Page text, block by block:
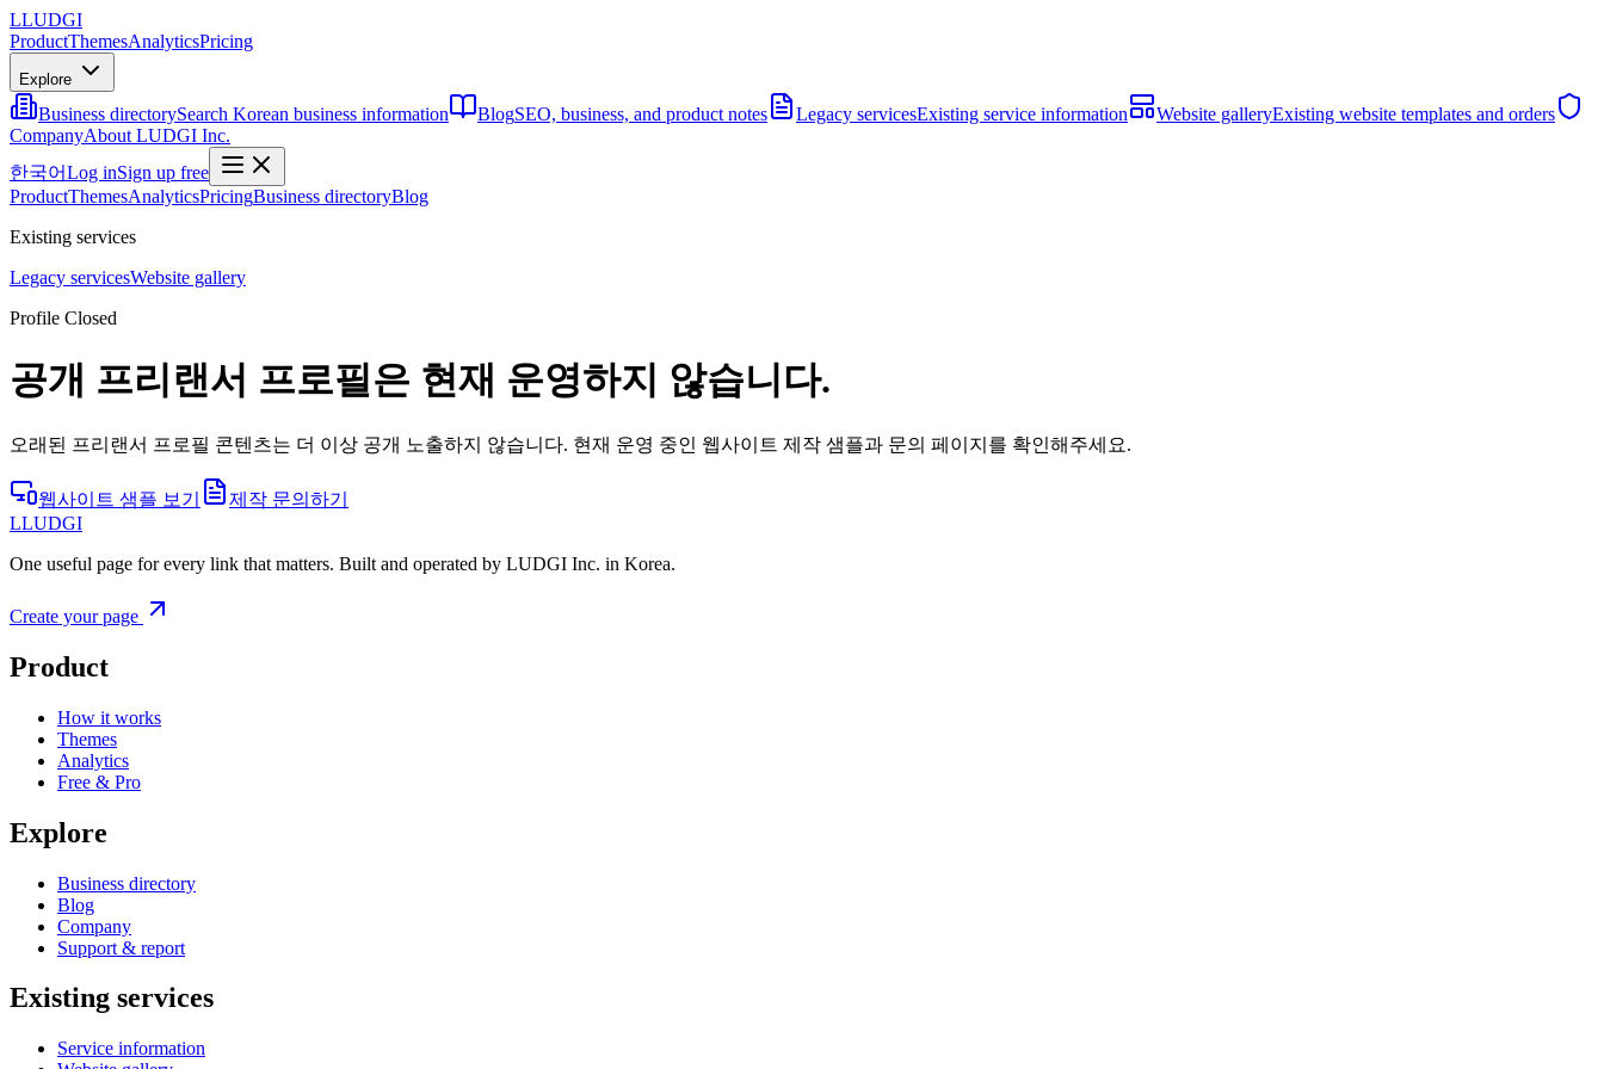
LLUDGI
ProductThemesAnalyticsPricing
Explore
Business directorySearch Korean business information BlogSEO, business, and product notes Legacy servicesExisting service information Website galleryExisting website templates and orders
CompanyAbout LUDGI Inc.
한국어Log inSign up free
ProductThemesAnalyticsPricingBusiness directoryBlog
Existing services
Legacy servicesWebsite gallery
Profile Closed
공개 프리랜서 프로필은 현재 운영하지 않습니다.
오래된 프리랜서 프로필 콘텐츠는 더 이상 공개 노출하지 않습니다. 현재 운영 중인 웹사이트 제작 샘플과 문의 페이지를 확인해주세요.
웹사이트 샘플 보기
제작 문의하기
LLUDGI
One useful page for every link that matters. Built and operated by LUDGI Inc. in Korea.
Create your page
Product
How it works
Themes
Analytics
Free & Pro
Explore
Business directory
Blog
Company
Support & report
Existing services
Service information